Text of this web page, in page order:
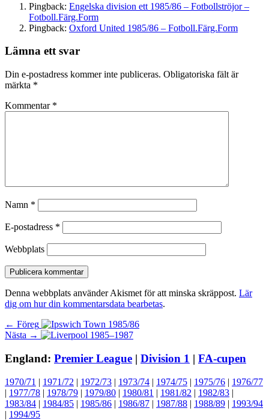
Pingback: Engelska division ett 1985/86 – Fotbollströjor –
Fotboll.Färg.Form
Pingback: Oxford United 1985/86 – Fotboll.Färg.Form
Lämna ett svar
Din e-postadress kommer inte publiceras. Obligatoriska fält är
märkta *
Kommentar *
Namn *
E-postadress *
Webbplats
Denna webbplats använder Akismet för att minska skräppost. Lär
dig om hur din kommentarsdata bearbetas.
Inläggsnavigering
← Föreg Föregående
inlägg:
Nästa → Nästa
England: Premier League | Division 1 | FA-cupen
1970/71 | 1971/72 | 1972/73 | 1973/74 | 1974/75 | 1975/76 | 1976/77
| 1977/78 | 1978/79 | 1979/80 | 1980/81 | 1981/82 | 1982/83 |
1983/84 | 1984/85 | 1985/86 | 1986/87 | 1987/88 | 1988/89 | 1993/94
| 1994/95